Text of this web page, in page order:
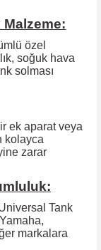
Malzeme:
özel
soğuk hava
solması
ek aparat veya
kolayca
zarar
Tank
markalara